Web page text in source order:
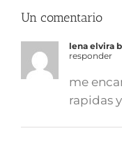
Un comentario
lena elvira
responder
me
rapidas